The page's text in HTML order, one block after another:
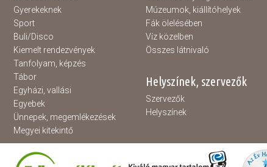
Gyerekeknek
Sport
Buli/Disco
Kiemelt rendezvények
Tanfolyam, képzés
Tábor
Egyházi, vallási
Egyebek
Ünnepek, megemlékezések
Megyei kitekintő
Múzeumok, kiállítóhelyek
Fák ölelésében
Víz közelben
Összes látnivaló
Helyszínek, szervezők
Szervezők
Helyszínek